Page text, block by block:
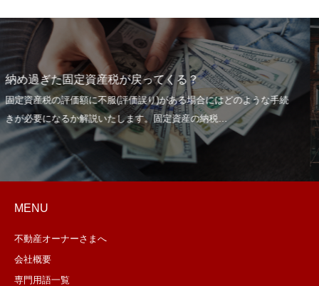
てくる？ 大家さん、そんな事しち
MENU
不動産オーナーさまへ
会社概要
専門用語一覧